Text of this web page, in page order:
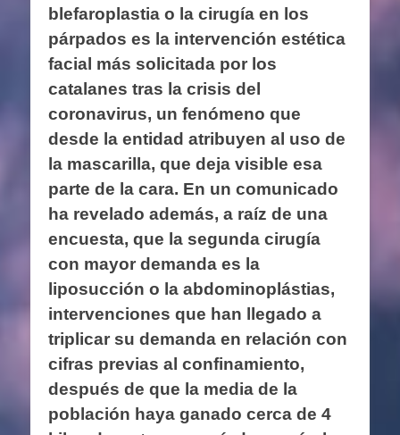
blefaroplastia o la cirugía en los
párpados es la intervención estética
facial más solicitada por los
catalanes tras la crisis del
coronavirus, un fenómeno que
desde la entidad atribuyen al uso de
la mascarilla, que deja visible esa
parte de la cara. En un comunicado
ha revelado además, a raíz de una
encuesta, que la segunda cirugía
con mayor demanda es la
liposucción o la abdominoplástias,
intervenciones que han llegado a
triplicar su demanda en relación con
cifras previas al confinamiento,
después de que la media de la
población haya ganado cerca de 4